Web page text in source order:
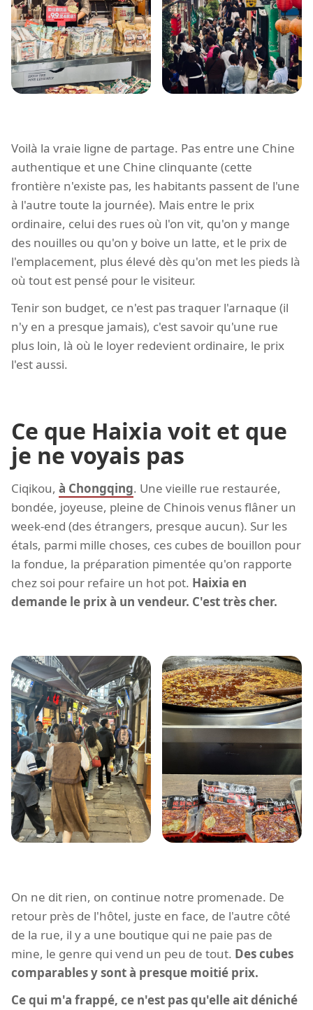
Voilà la vraie ligne de partage. Pas entre une Chine
authentique et une Chine clinquante (cette
frontière n'existe pas, les habitants passent de l'une
à l'autre toute la journée). Mais entre le prix
ordinaire, celui des rues où l'on vit, qu'on y mange
des nouilles ou qu'on y boive un latte, et le prix de
l'emplacement, plus élevé dès qu'on met les pieds là
où tout est pensé pour le visiteur.
Tenir son budget, ce n'est pas traquer l'arnaque (il
n'y en a presque jamais), c'est savoir qu'une rue
plus loin, là où le loyer redevient ordinaire, le prix
l'est aussi.
Ce que Haixia voit et que
je ne voyais pas
Ciqikou, à Chongqing. Une vieille rue restaurée,
bondée, joyeuse, pleine de Chinois venus flâner un
week-end (des étrangers, presque aucun). Sur les
étals, parmi mille choses, ces cubes de bouillon pour
la fondue, la préparation pimentée qu'on rapporte
chez soi pour refaire un hot pot. Haixia en
demande le prix à un vendeur. C'est très cher.
On ne dit rien, on continue notre promenade. De
retour près de l'hôtel, juste en face, de l'autre côté
de la rue, il y a une boutique qui ne paie pas de
mine, le genre qui vend un peu de tout. Des cubes
comparables y sont à presque moitié prix.
Ce qui m'a frappé, ce n'est pas qu'elle ait déniché